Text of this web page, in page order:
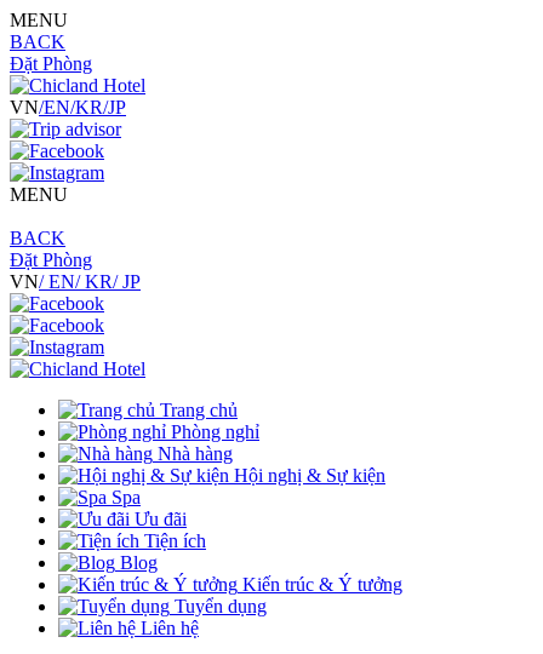
MENU
BACK
Đặt Phòng
VN/EN/KR/JP
MENU
BACK
Đặt Phòng
VN/ EN/ KR/ JP
Trang chủ
Phòng nghỉ
Nhà hàng
Hội nghị & Sự kiện
Spa
Ưu đãi
Tiện ích
Blog
Kiến trúc & Ý tưởng
Tuyển dụng
Liên hệ